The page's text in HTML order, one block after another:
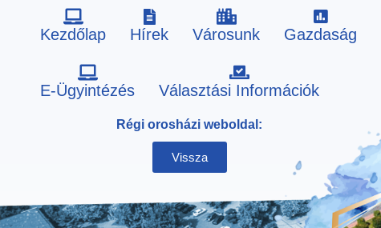
Kezdőlap Hírek Városunk Gazdaság
E-Ügyintézés Választási Információk
Régi orosházi weboldal:
Vissza